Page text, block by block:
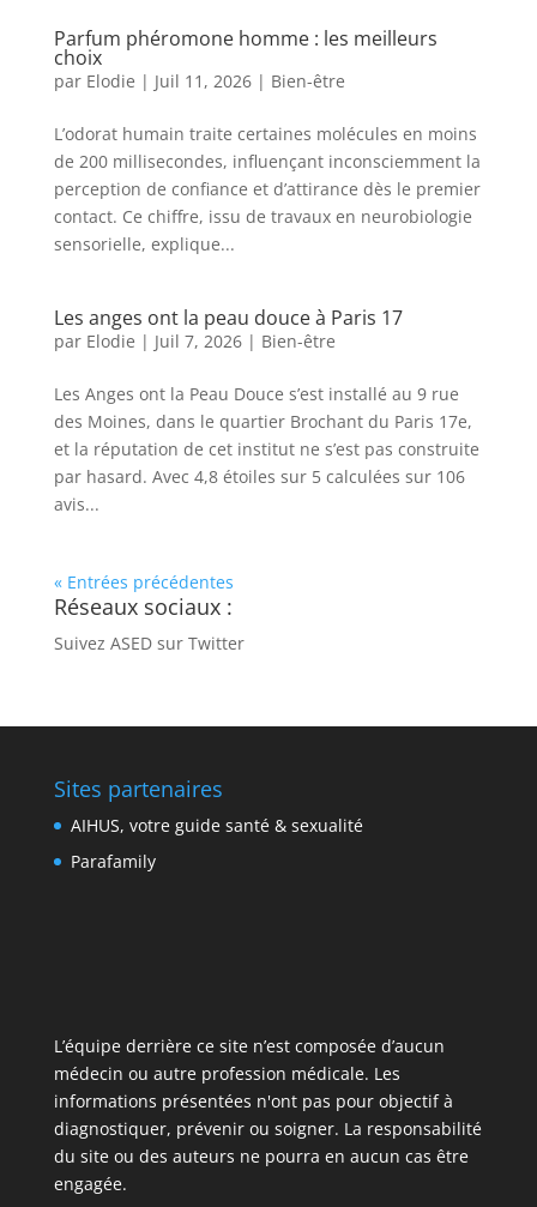
Parfum phéromone homme : les meilleurs
choix
par Elodie | Juil 11, 2026| Bien-être
L’odorat humain traite certaines molécules en moins
de 200 millisecondes, influençant inconsciemment la
perception de confiance et d’attirance dès le premier
contact. Ce chiffre, issu de travaux en neurobiologie
sensorielle, explique...
Les anges ont la peau douce à Paris 17
par Elodie | Juil 7, 2026| Bien-être
Les Anges ont la Peau Douce s’est installé au 9 rue
des Moines, dans le quartier Brochant du Paris 17e,
et la réputation de cet institut ne s’est pas construite
par hasard. Avec 4,8 étoiles sur 5 calculées sur 106
avis...
« Entrées précédentes
Réseaux sociaux :
Suivez ASED sur Twitter
Sites partenaires
AIHUS, votre guide santé & sexualité
Parafamily
L’équipe derrière ce site n’est composée d’aucun
médecin ou autre profession médicale. Les
informations présentées n'ont pas pour objectif à
diagnostiquer, prévenir ou soigner. La responsabilité
du site ou des auteurs ne pourra en aucun cas être
engagée.